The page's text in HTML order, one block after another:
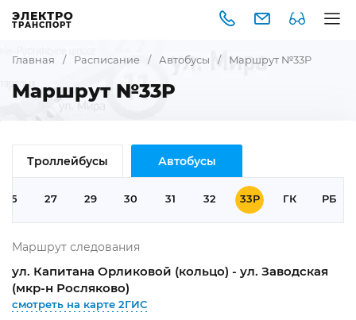
ЭЛЕКТРО
ТРАНСПОРТ
Главная / Расписание / Автобусы / Маршрут №33Р
Маршрут №33Р
Троллейбусы Автобусы
25 27 29 30 31 32 33Р ГК РБ
Маршрут следования
ул. Капитана Орликовой (кольцо) - ул. Заводская
(мкр-н Росляково)
смотреть на карте 2ГИС